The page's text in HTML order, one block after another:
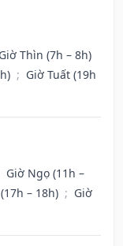
Giờ Thìn (7h – 8h)
; Giờ Tuất (19h
Giờ Ngọ (11h –
– 18h) ; Giờ